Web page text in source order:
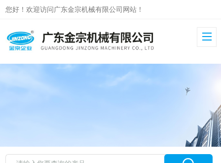
您好！欢迎访问广东金宗机械有限公司网站！